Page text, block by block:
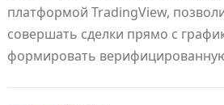
платформой TradingView,
совершать сделки прямо с
формировать